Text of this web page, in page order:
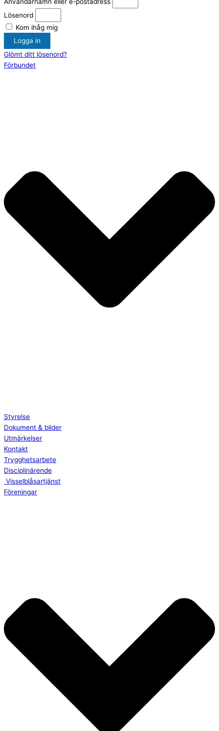
Lösenord
Kom ihåg mig
Logga in
Glömt ditt lösenord?
Förbundet
Styrelse
Dokument & bilder
Utmärkelser
Kontakt
Trygghetsarbete
Disciplinärende
Visselblåsartjänst
Föreningar